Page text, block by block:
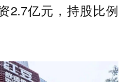
2.7亿元，持股比例